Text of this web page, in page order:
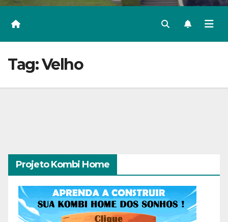
Tag:Velho
Projeto Kombi Home